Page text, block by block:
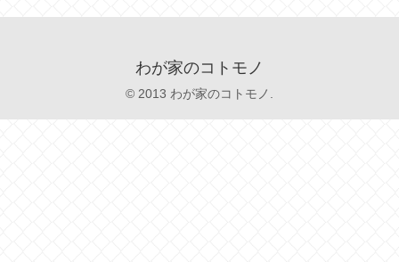
わが家のコトモノ
© 2013 わが家のコトモノ.